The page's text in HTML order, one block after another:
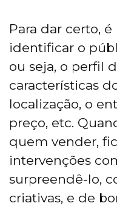
Para dar certo,
identificar o
ou seja, o perfil
características
localização, o
preço, etc.
quem vender,
intervenções
surpreendê-lo,
criativas, e de